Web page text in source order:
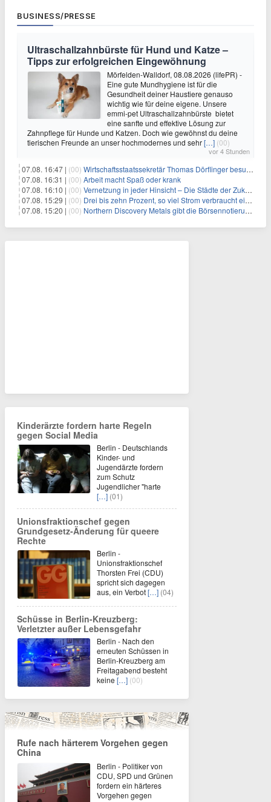
BUSINESS/PRESSE
Ultraschallzahnbürste für Hund und Katze –
Tipps zur erfolgreichen Eingewöhnung
Mörfelden-Walldorf, 08.08.2026 (lifePR) -
Eine gute Mundhygiene ist für die
Gesundheit deiner Haustiere genauso
wichtig wie für deine eigene. Unsere
emmi-pet Ultraschallzahnbürste bietet
eine sanfte und effektive Lösung zur
Zahnpflege für Hunde und Katzen. Doch wie gewöhnst du deine
tierischen Freunde an unser hochmodernes und sehr[…] (00)
vor 4 Stunden
07.08. 16:47 | (00) Wirtschaftsstaatssekretär Thomas Dörflinger besucht Handwerksbetrieb im Kammerbezirk Freiburg
07.08. 16:31 | (00) Arbeit macht Spaß oder krank
07.08. 16:10 | (00) Vernetzung in jeder Hinsicht – Die Städte der Zukunft sind grün-blau
07.08. 15:29 | (00) Drei bis zehn Prozent, so viel Strom verbraucht ein Aufzug im Gebäude
07.08. 15:20 | (00) Northern Discovery Metals gibt die Börsennotierung an der Frankfurter Wertpapierbörse bekannt
Kinderärzte fordern harte Regeln
gegen Social Media
Berlin - Deutschlands
Kinder- und
Jugendärzte fordern
zum Schutz
Jugendlicher "harte
[…] (01)
Unionsfraktionschef gegen
Grundgesetz-Änderung für queere
Rechte
Berlin -
Unionsfraktionschef
Thorsten Frei (CDU)
spricht sich dagegen
aus, ein Verbot[…] (04)
Schüsse in Berlin-Kreuzberg:
Verletzter außer Lebensgefahr
Berlin - Nach den
erneuten Schüssen in
Berlin-Kreuzberg am
Freitagabend besteht
keine […] (00)
Rufe nach härterem Vorgehen gegen
China
Berlin - Politiker von
CDU, SPD und Grünen
fordern ein härteres
Vorgehen gegen